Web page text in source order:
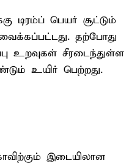
டிரம்ப் பெயர் சூட்டும்
தற்போது
உறவுகள் சீரடைந்துள்ள
உயிர் பெற்றது.
இடையிலான